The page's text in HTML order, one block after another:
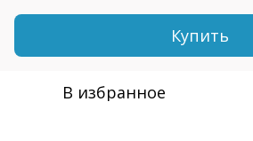
Купить
В избранное